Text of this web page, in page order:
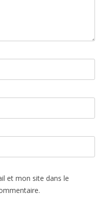
et mon site dans le